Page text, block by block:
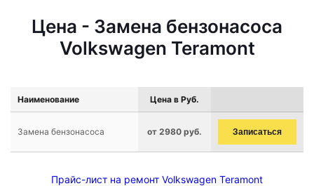
Цена - Замена бензонасоса
Volkswagen Teramont
Наименование Цена в Руб.
Замена бензонасоса от 2980 руб. Записаться
Прайс-лист на ремонт Volkswagen Teramont